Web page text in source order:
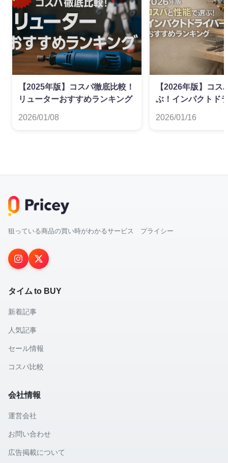
【2025年版】コスパ徹底比較！
リューターおすすめランキング
2026/01/08
【2026年版】コス
ぶ！インパクトド
2026/01/16
狙っている商品の買い時がわかるサービス プライシー
タイム to BUY
新着記事
人気記事
セール情報
コスパ比較
会社情報
運営会社
お問い合わせ
広告掲載について